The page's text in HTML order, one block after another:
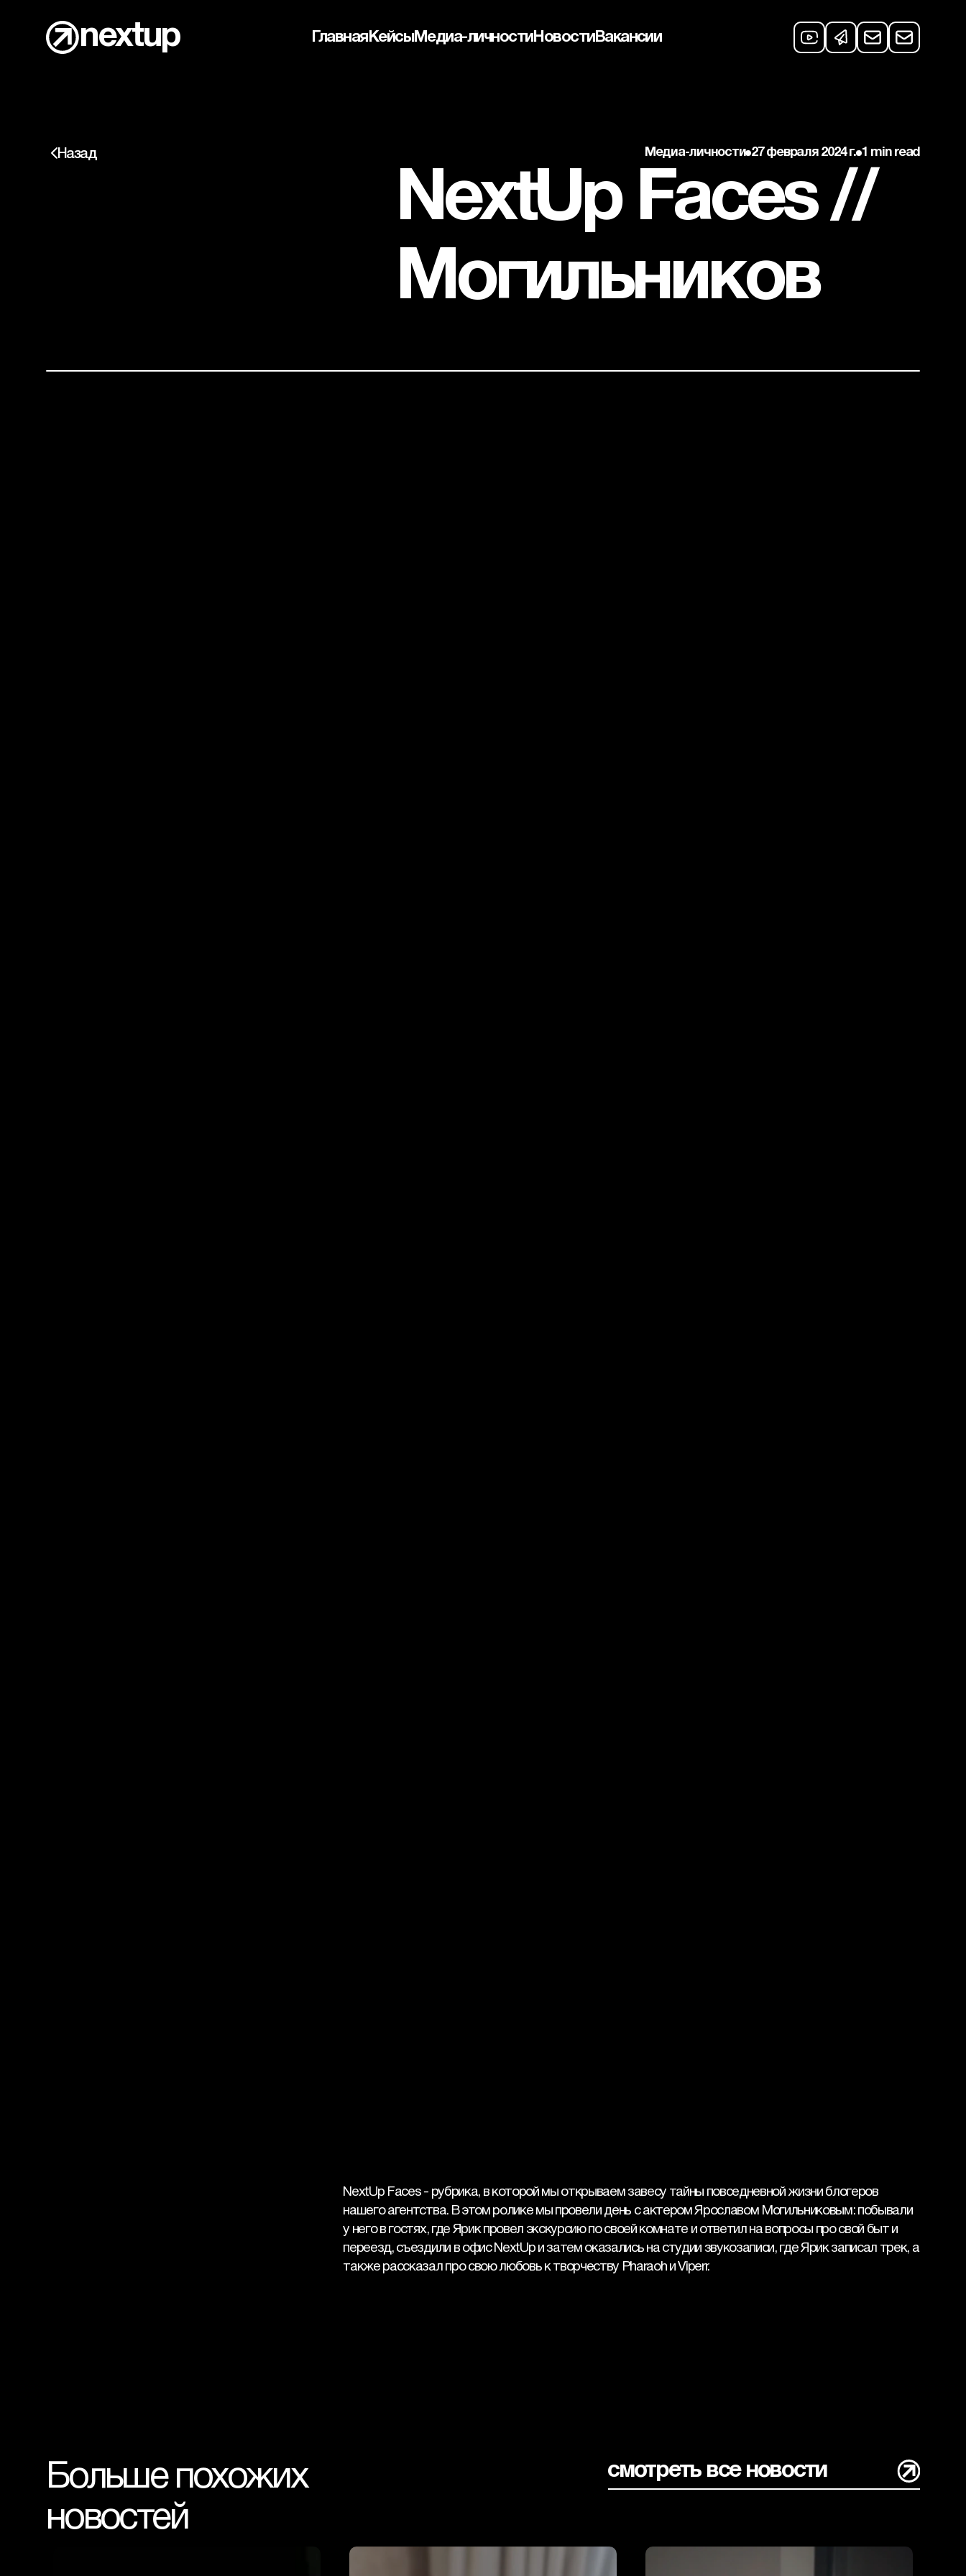
nextup ГлавнаяКейсыМедиа-личностиНовостиВакансии
Назад Медиа-личности 27 февраля 2024 г. 1 min read
NextUp Faces //
Могильников
NextUp Faces - рубрика, в которой мы открываем завесу тайны повседневной жизни блогеров
нашего агентства. В этом ролике мы провели день с актером Ярославом Могильниковым: побывали
у него в гостях, где Ярик провел экскурсию по своей комнате и ответил на вопросы про свой быт и
переезд, съездили в офис NextUp и затем оказались на студии звукозаписи, где Ярик записал трек, а
также рассказал про свою любовь к творчеству Pharaoh и Viperr.
Больше похожих
новостей
смотреть все новости